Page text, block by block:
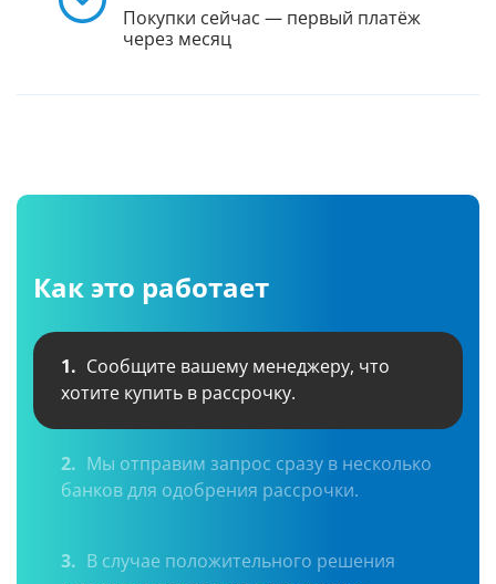
Покупки сейчас — первый платёж
через месяц
Как это работает
1. Сообщите вашему менеджеру, что
хотите купить в рассрочку.
2. Мы отправим запрос сразу в несколько
банков для одобрения рассрочки.
3. В случае положительного решения